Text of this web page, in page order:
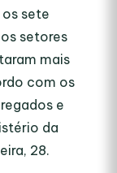
sete
setores
mais
com os
e
da
28.